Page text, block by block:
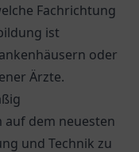
Fachrichtung
ist
oder
Ärzte.
dem neuesten
und Technik zu